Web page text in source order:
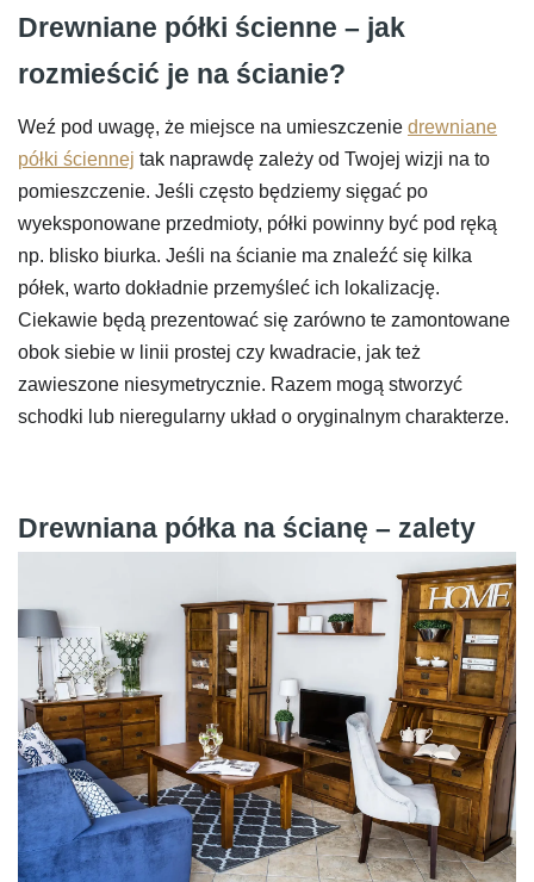
Drewniane półki ścienne – jak
rozmieścić je na ścianie?
Weź pod uwagę, że miejsce na umieszczenie drewniane
półki ściennej tak naprawdę zależy od Twojej wizji na to
pomieszczenie. Jeśli często będziemy sięgać po
wyeksponowane przedmioty, półki powinny być pod ręką
np. blisko biurka. Jeśli na ścianie ma znaleźć się kilka
półek, warto dokładnie przemyśleć ich lokalizację.
Ciekawie będą prezentować się zarówno te zamontowane
obok siebie w linii prostej czy kwadracie, jak też
zawieszone niesymetrycznie. Razem mogą stworzyć
schodki lub nieregularny układ o oryginalnym charakterze.
Drewniana półka na ścianę – zalety